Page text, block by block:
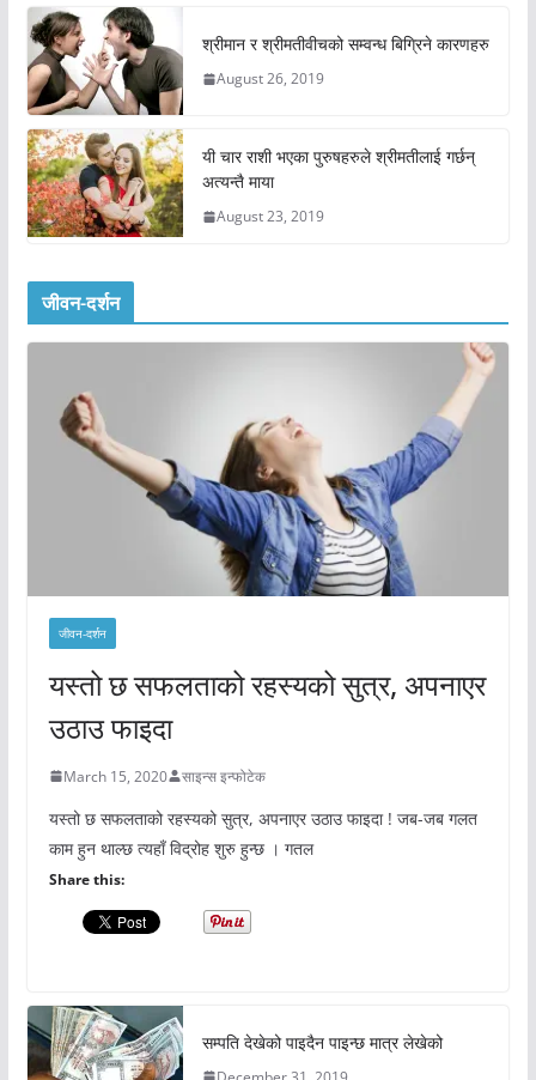
श्रीमान र श्रीमतीवीचको सम्वन्ध बिग्रिने कारणहरु
August 26, 2019
यी चार राशी भएका पुरुषहरुले श्रीमतीलाई गर्छन्
अत्यन्तै माया
August 23, 2019
जीवन-दर्शन
जीवन-दर्शन
यस्तो छ सफलताको रहस्यको सुत्र, अपनाएर
उठाउ फाइदा
March 15, 2020 साइन्स इन्फोटेक
यस्तो छ सफलताको रहस्यको सुत्र, अपनाएर उठाउ फाइदा ! जब-जब गलत
काम हुन थाल्छ त्यहाँ विद्रोह शुरु हुन्छ । गतल
Share this:
सम्पति देखेको पाइदैन पाइन्छ मात्र लेखेको